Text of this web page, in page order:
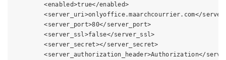
        <enabled>true</enabled>
<server_uri>onlyoffice.maarchcourrier.com</
        <server_port>80</server_port>
        <server_ssl>false</server_ssl>
        <server_secret></server_secret>
<server_authorization_header>Authorization</